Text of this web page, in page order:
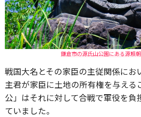
鎌倉市の源氏山公園にある源頼
戦国大名とその家臣の主従関係にお
主君が家臣に土地の所有権を与える
公」はそれに対して合戦で軍役を負
ていました。